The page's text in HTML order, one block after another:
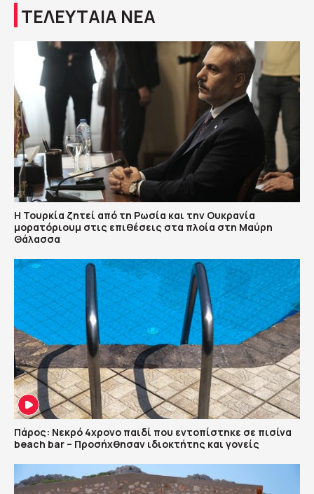
ΤΕΛΕΥΤΑΙΑ ΝΕΑ
Η Τουρκία ζητεί από τη Ρωσία και την Ουκρανία
μορατόριουμ στις επιθέσεις στα πλοία στη Μαύρη
Θάλασσα
Πάρος: Νεκρό 4χρονο παιδί που εντοπίστηκε σε πισίνα
beach bar – Προσήχθησαν ιδιοκτήτης και γονείς